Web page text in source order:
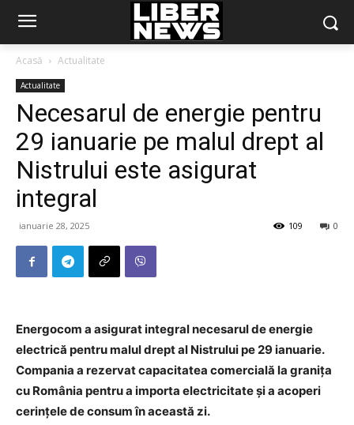
Acasă Actualitate
Actualitate
Necesarul de energie pentru
29 ianuarie pe malul drept al
Nistrului este asigurat
integral
ianuarie 28, 2025 0
109
Energocom a asigurat integral necesarul de energie
electrică pentru malul drept al Nistrului pe 29 ianuarie.
Compania a rezervat capacitatea comercială la granița
cu România pentru a importa electricitate și a acoperi
cerințele de consum în această zi.